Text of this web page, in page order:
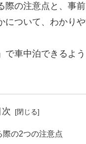
の注意点と、事
ついて、わかりや
車中泊できるよ
次
の2つの注意点